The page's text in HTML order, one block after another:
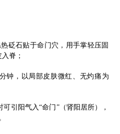
砭石贴于命门穴，用手掌轻压固
脊；
钟，以局部皮肤微红、无灼痛为
引阳气入“命门”（肾阳居所），